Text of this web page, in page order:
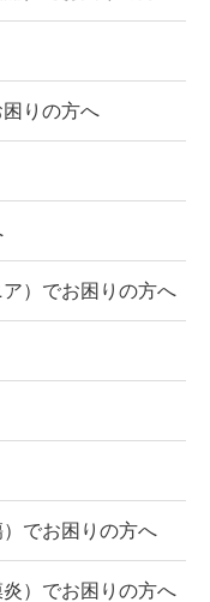
りの方へ
）でお困りの方へ
でお困りの方へ
）でお困りの方へ